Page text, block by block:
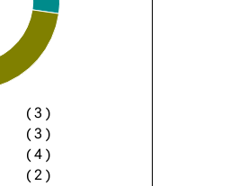
(3 )
(3 )
(4 )
(2 )